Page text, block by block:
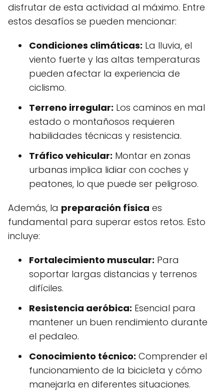
disfrutar de esta actividad al máximo. Entre
estos desafíos se pueden mencionar:
Condiciones climáticas: La lluvia, el
viento fuerte y las altas temperaturas
pueden afectar la experiencia de
ciclismo.
Terreno irregular: Los caminos en mal
estado o montañosos requieren
habilidades técnicas y resistencia.
Tráfico vehicular: Montar en zonas
urbanas implica lidiar con coches y
peatones, lo que puede ser peligroso.
Además, la preparación física es
fundamental para superar estos retos. Esto
incluye:
Fortalecimiento muscular: Para
soportar largas distancias y terrenos
difíciles.
Resistencia aeróbica: Esencial para
mantener un buen rendimiento durante
el pedaleo.
Conocimiento técnico: Comprender el
funcionamiento de la bicicleta y cómo
manejarla en diferentes situaciones.